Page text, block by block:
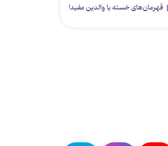
قهرمان‌های خسته یا والدین مفید!